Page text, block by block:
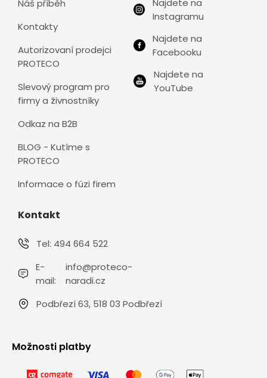
Náš příběh
Kontakty
Autorizovaní prodejci
PROTECO
Slevový program pro
firmy a živnostníky
Odkaz na B2B
BLOG - Kutíme s
PROTECO
Informace o fúzi firem
Najdete na
Instagramu
Najdete na
Facebooku
Najdete na
YouTube
Kontakt
Tel: 494 664 522
E-
mail:
info@proteco-
naradi.cz
Podbřezí 63, 518 03 Podbřezí
Možnosti platby